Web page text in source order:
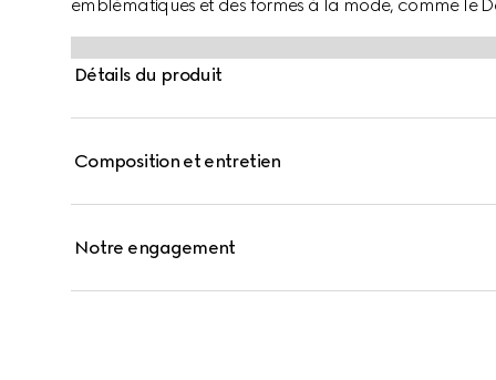
emblématiques et des formes à la mode, comme le
Détails du produit
Composition et entretien
Notre engagement